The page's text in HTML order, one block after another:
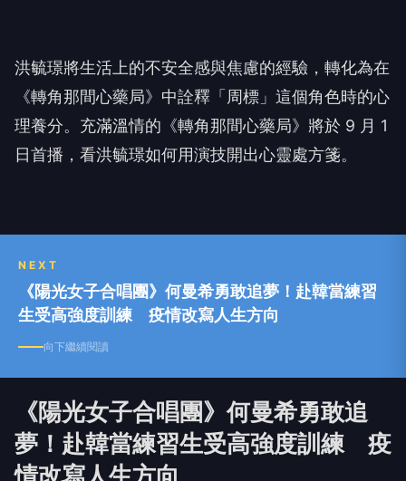
洪毓璟將生活上的不安全感與焦慮的經驗，轉化為在
《轉角那間心藥局》中詮釋「周標」這個角色時的心
理養分。充滿溫情的《轉角那間心藥局》將於 9 月 1
日首播，看洪毓璟如何用演技開出心靈處方箋。
NEXT
《陽光女子合唱團》何曼希勇敢追夢！赴韓當練習
生受高強度訓練 疫情改寫人生方向
向下繼續閱讀
《陽光女子合唱團》何曼希勇敢追
夢！赴韓當練習生受高強度訓練 疫
情改寫人生方向